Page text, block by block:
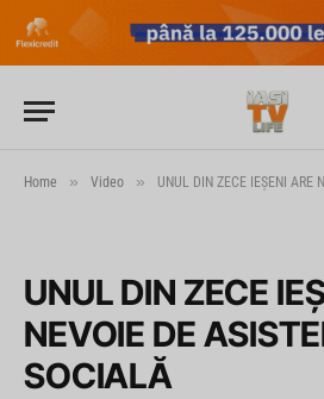
Home » Video » UNUL DIN ZECE IEŞENI ARE
UNUL DIN ZECE
NEVOIE DE
SOCIALĂ